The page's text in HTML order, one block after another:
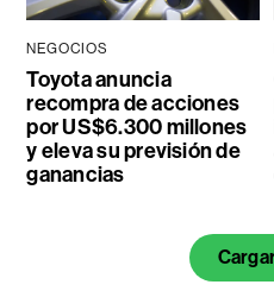
NEGOCIOS
Toyota anuncia
recompra de acciones
por US$6.300 millones
y eleva su previsión de
ganancias